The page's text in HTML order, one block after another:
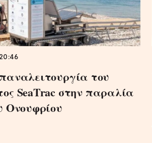
του
SeaTrac στην παραλία
Ονουφρίου